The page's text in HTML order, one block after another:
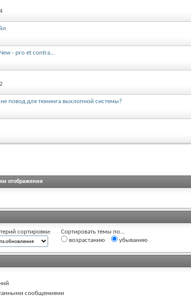
- pro et contra...
повод для тюнинга выхлопной системы?
отображения
сортировки:
Сортировать темы по...
возрастанию
убыванию
сообщениями